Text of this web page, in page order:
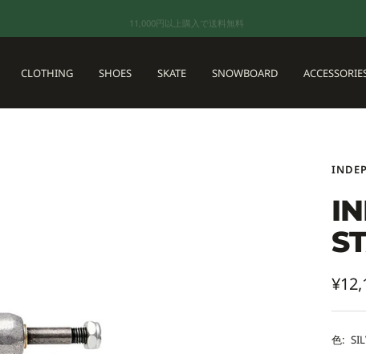
11,000円以上購入で送料無料
CLOTHING SHOES SKATE SNOWBOARD
セ
ー
ル
色: